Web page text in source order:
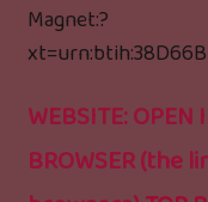
Magnet:?
WEBSITE:
BROWSER